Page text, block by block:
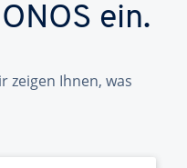
ein.
zeigen Ihnen, was